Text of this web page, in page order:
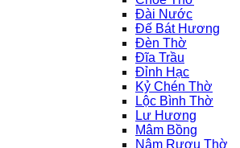
Đài Nước
Đế Bát Hương
Đèn Thờ
Đĩa Trầu
Đỉnh Hạc
Kỷ Chén Thờ
Lộc Bình Thờ
Lư Hương
Mâm Bồng
Nậm Rượu Thờ